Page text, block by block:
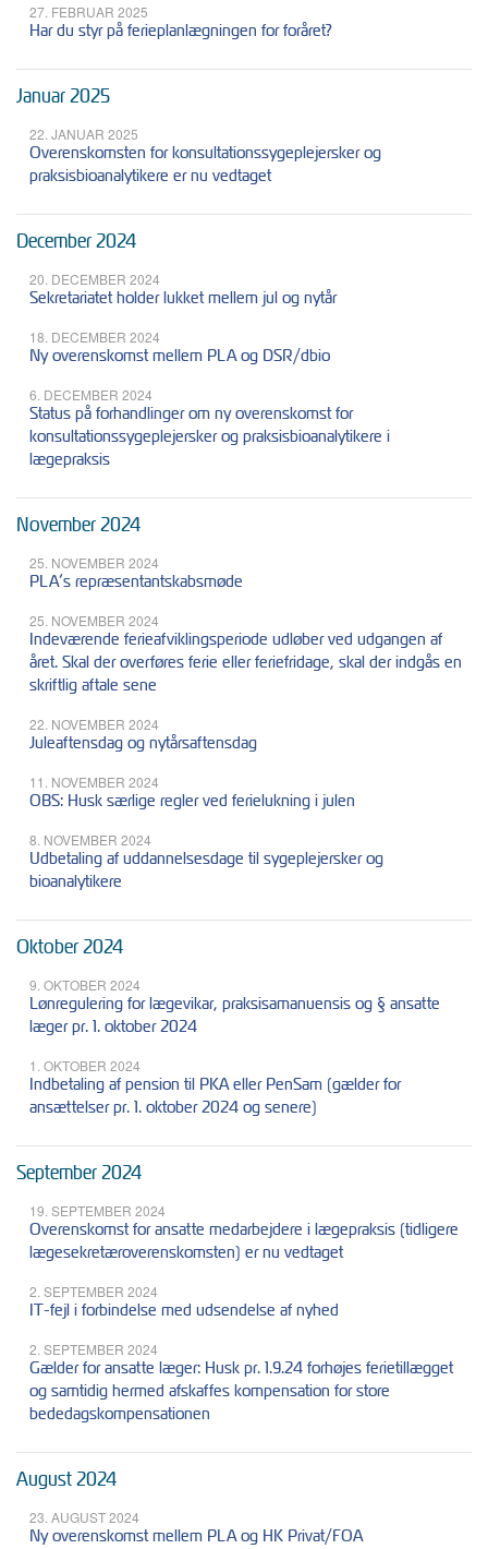
27. FEBRUAR 2025
Har du styr på ferieplanlægningen for foråret?
Januar 2025
22. JANUAR 2025
Overenskomsten for konsultationssygeplejersker og
praksisbioanalytikere er nu vedtaget
December 2024
20. DECEMBER 2024
Sekretariatet holder lukket mellem jul og nytår
18. DECEMBER 2024
Ny overenskomst mellem PLA og DSR/dbio
6. DECEMBER 2024
Status på forhandlinger om ny overenskomst for
konsultationssygeplejersker og praksisbioanalytikere i
lægepraksis
November 2024
25. NOVEMBER 2024
PLA’s repræsentantskabsmøde
25. NOVEMBER 2024
Indeværende ferieafviklingsperiode udløber ved udgangen af
året. Skal der overføres ferie eller feriefridage, skal der indgås en
skriftlig aftale sene
22. NOVEMBER 2024
Juleaftensdag og nytårsaftensdag
11. NOVEMBER 2024
OBS: Husk særlige regler ved ferielukning i julen
8. NOVEMBER 2024
Udbetaling af uddannelsesdage til sygeplejersker og
bioanalytikere
Oktober 2024
9. OKTOBER 2024
Lønregulering for lægevikar, praksisamanuensis og § ansatte
læger pr. 1. oktober 2024
1. OKTOBER 2024
Indbetaling af pension til PKA eller PenSam (gælder for
ansættelser pr. 1. oktober 2024 og senere)
September 2024
19. SEPTEMBER 2024
Overenskomst for ansatte medarbejdere i lægepraksis (tidligere
lægesekretæroverenskomsten) er nu vedtaget
2. SEPTEMBER 2024
IT-fejl i forbindelse med udsendelse af nyhed
2. SEPTEMBER 2024
Gælder for ansatte læger: Husk pr. 1.9.24 forhøjes ferietillægget
og samtidig hermed afskaffes kompensation for store
bededagskompensationen
August 2024
23. AUGUST 2024
Ny overenskomst mellem PLA og HK Privat/FOA